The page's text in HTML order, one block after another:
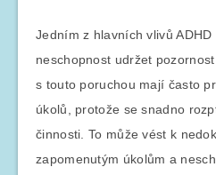
Jedním z hlavních vlivů
neschopnost udržet
s touto poruchou mají často
úkolů, protože se snadno
činnosti. To může vést k
zapomenutým úkolům a